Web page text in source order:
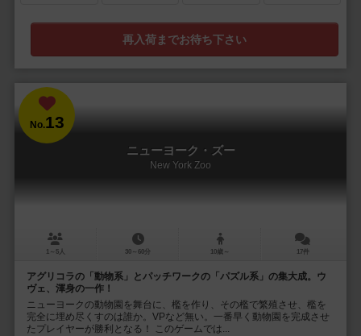
再入荷までお待ち下さい
No.13
ニューヨーク・ズー
New York Zoo
1～5人 30～60分 10歳～ 17件
アグリコラの「動物系」とパッチワークの「パズル系」の集大成。ウ
ヴェ、渾身の一作！
ニューヨークの動物園を舞台に、檻を作り、その檻で繁殖させ、檻を
完全に埋め尽くすのは誰か。VPなど無い。一番早く動物園を完成させ
たプレイヤーが勝利となる！ このゲームでは...